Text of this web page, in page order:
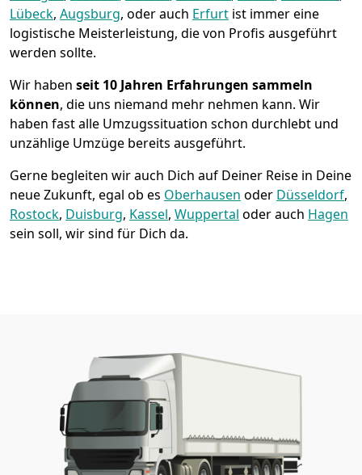
Lübeck, Augsburg, oder auch Erfurt ist immer eine
logistische Meisterleistung, die von Profis ausgeführt
werden sollte.
Wir haben seit 10 Jahren Erfahrungen sammeln
können, die uns niemand mehr nehmen kann. Wir
haben fast alle Umzugssituation schon durchlebt und
unzählige Umzüge bereits ausgeführt.
Gerne begleiten wir auch Dich auf Deiner Reise in Deine
neue Zukunft, egal ob es Oberhausen oder Düsseldorf,
Rostock, Duisburg, Kassel, Wuppertal oder auch Hagen
sein soll, wir sind für Dich da.